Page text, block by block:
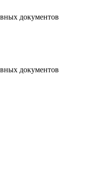
документов
документов